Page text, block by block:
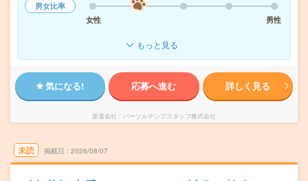
男女比率
女性
男性
もっと見る
気になる! 応募へ進む 詳しく見る
派遣会社 パーソルテンプスタッフ株式会社
未読 掲載日 2026/08/07